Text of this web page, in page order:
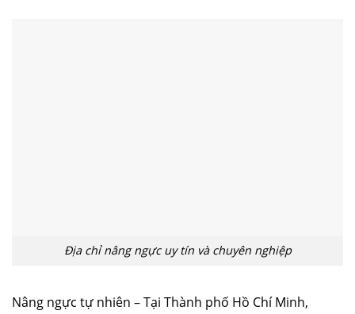
Địa chỉ nâng ngực uy tín và chuyên nghiệp
Nâng ngực tự nhiên – Tại Thành phố Hồ Chí Minh,